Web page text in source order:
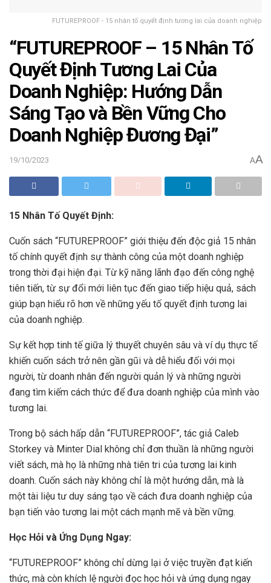
FUTUREPROOF - 15 nhân tố quyết định tương lai của doanh nghiệp
“FUTUREPROOF – 15 Nhân Tố
Quyết Định Tương Lai Của
Doanh Nghiệp: Hướng Dẫn
Sáng Tạo và Bền Vững Cho
Doanh Nghiệp Đương Đại”
19/10/2023 AA
15 Nhân Tố Quyết Định:
Cuốn sách “FUTUREPROOF” giới thiệu đến độc giả 15 nhân
tố chính quyết định sự thành công của một doanh nghiệp
trong thời đại hiện đại. Từ kỹ năng lãnh đạo đến công nghệ
tiên tiến, từ sự đổi mới liên tục đến giao tiếp hiệu quả, sách
giúp bạn hiểu rõ hơn về những yếu tố quyết định tương lai
của doanh nghiệp.
Sự kết hợp tinh tế giữa lý thuyết chuyên sâu và ví dụ thực tế
khiến cuốn sách trở nên gần gũi và dễ hiểu đối với mọi
người, từ doanh nhân đến người quản lý và những người
đang tìm kiếm cách thức để đưa doanh nghiệp của mình vào
tương lai.
Trong bộ sách hấp dẫn “FUTUREPROOF”, tác giả Caleb
Storkey và Minter Dial không chỉ đơn thuần là những người
viết sách, mà họ là những nhà tiên tri của tương lai kinh
doanh. Cuốn sách này không chỉ là một hướng dẫn, mà là
một tài liệu tư duy sáng tạo về cách đưa doanh nghiệp của
bạn tiến vào tương lai một cách mạnh mẽ và bền vững.
Học Hỏi và Ứng Dụng Ngay:
“FUTUREPROOF” không chỉ dừng lại ở việc truyền đạt kiến
thức, mà còn khích lệ người đọc học hỏi và ứng dụng ngay